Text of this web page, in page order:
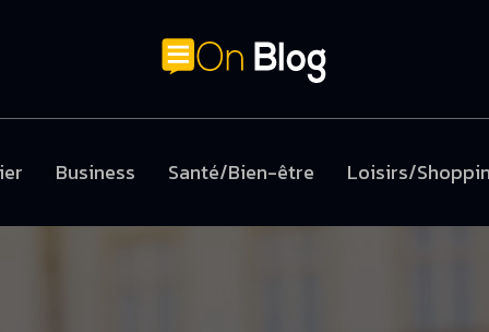
Business Santé/Bien-être Loisirs/